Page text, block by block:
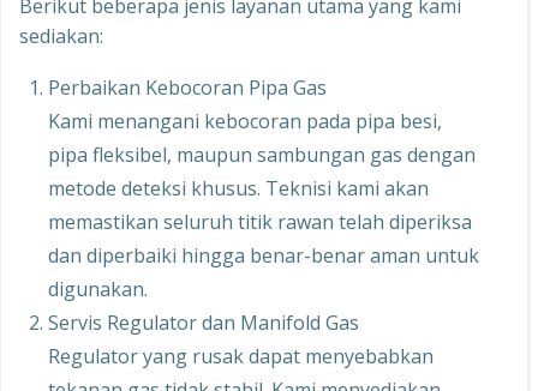
Berikut beberapa jenis layanan utama yang kami
sediakan:
Perbaikan Kebocoran Pipa Gas
Kami menangani kebocoran pada pipa besi,
pipa fleksibel, maupun sambungan gas dengan
metode deteksi khusus. Teknisi kami akan
memastikan seluruh titik rawan telah diperiksa
dan diperbaiki hingga benar-benar aman untuk
digunakan.
Servis Regulator dan Manifold Gas
Regulator yang rusak dapat menyebabkan